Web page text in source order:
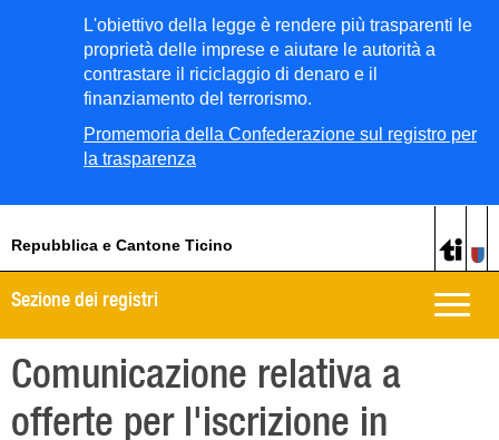
L'obiettivo della legge è rendere più trasparenti le
proprietà delle imprese e aiutare le autorità a
contrastare il riciclaggio di denaro e il
finanziamento del terrorismo.
Promemoria della Confederazione sul registro per
la trasparenza
Repubblica e Cantone Ticino
Toggle
Sezione dei registri
Comunicazione relativa a
offerte per l'iscrizione in